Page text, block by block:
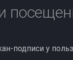
подписи у